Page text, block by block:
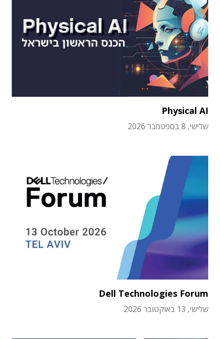
Physical AI
שלישי, 8 בספטמבר 2026
Dell Technologies Forum
שלישי, 13 באוקטובר 2026